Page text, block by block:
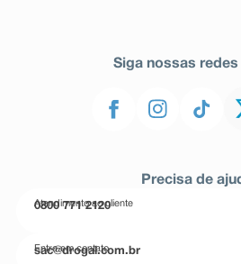
Siga nossas
Precisa de
Atendimento ao cliente
0800 771 2120
Entre em contato
sac@drogal.com.br